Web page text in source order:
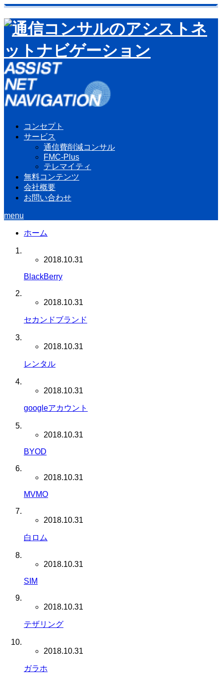
コンセプト
サービス
通信費削減コンサル
FMC-Plus
テレマイティ
無料コンテンツ
会社概要
お問い合わせ
menu
ホーム
2018.10.31
BlackBerry
2018.10.31
セカンドブランド
2018.10.31
レンタル
2018.10.31
googleアカウント
2018.10.31
BYOD
2018.10.31
MVMO
2018.10.31
白ロム
2018.10.31
SIM
2018.10.31
テザリング
2018.10.31
ガラホ